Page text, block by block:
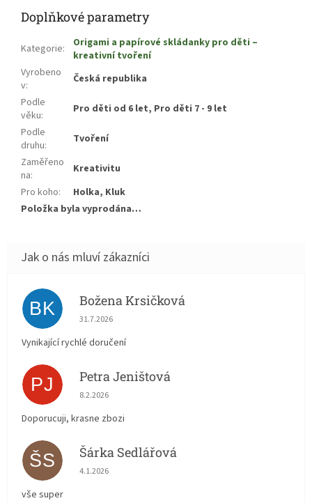
Doplňkové parametry
Kategorie:
Origami a papírové skládanky pro děti –
kreativní tvoření
Vyrobeno
v:
Česká republika
Podle
věku:
Pro děti od 6 let, Pro děti 7 - 9 let
Podle
druhu:
Tvoření
Zaměřeno
na:
Kreativitu
Pro koho:
Holka, Kluk
Položka byla vyprodána…
BK Božena Krsičková
Hodnocení obchodu je 5 z 5 hvězdiček.
31.7.2026
Vynikající rychlé doručení
PJ Petra Jeništová
Hodnocení obchodu je 5 z 5 hvězdiček.
8.2.2026
Doporucuji, krasne zbozi
ŠS Šárka Sedlářová
Hodnocení obchodu je 5 z 5 hvězdiček.
4.1.2026
vše super